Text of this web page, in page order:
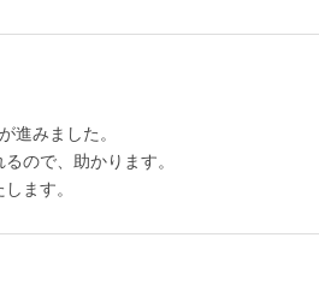
進みました。
ので、助かります。
ます。